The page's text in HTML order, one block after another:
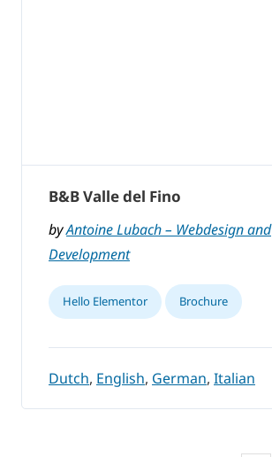
B&B Valle del Fino
byAntoine Lubach – Webdesign and
Development
Hello Elementor Brochure
Dutch, English, German, Italian